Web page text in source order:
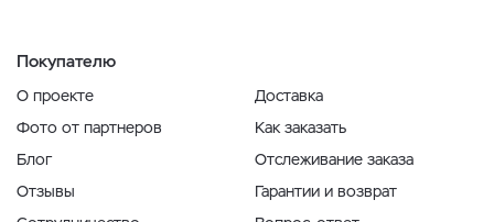
Покупателю
О проекте
Фото от партнеров
Блог
Отзывы
Доставка
Как заказать
Отслеживание заказа
Гарантии и возврат